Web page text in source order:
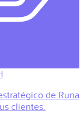
de Runa
clientes.